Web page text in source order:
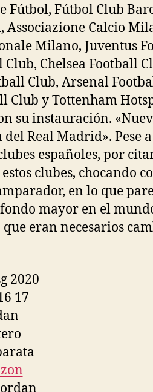
Fútbol, Fútbol Club
Calcio
Milano, Juventus
Chelsea Football
Club, Arsenal
Club y Tottenham
su instauración.
Real Madrid». Pese
españoles, por
clubes, chocando
en lo que
mayor en el
eran necesarios